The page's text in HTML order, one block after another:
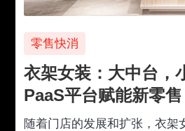
零售快消
衣架女装：大中台，
PaaS平台赋能新零售
随着门店的发展和扩张，衣架